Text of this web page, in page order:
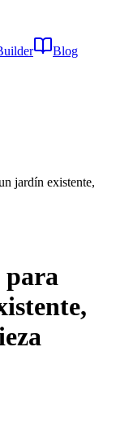
Blog
jardín existente,
para